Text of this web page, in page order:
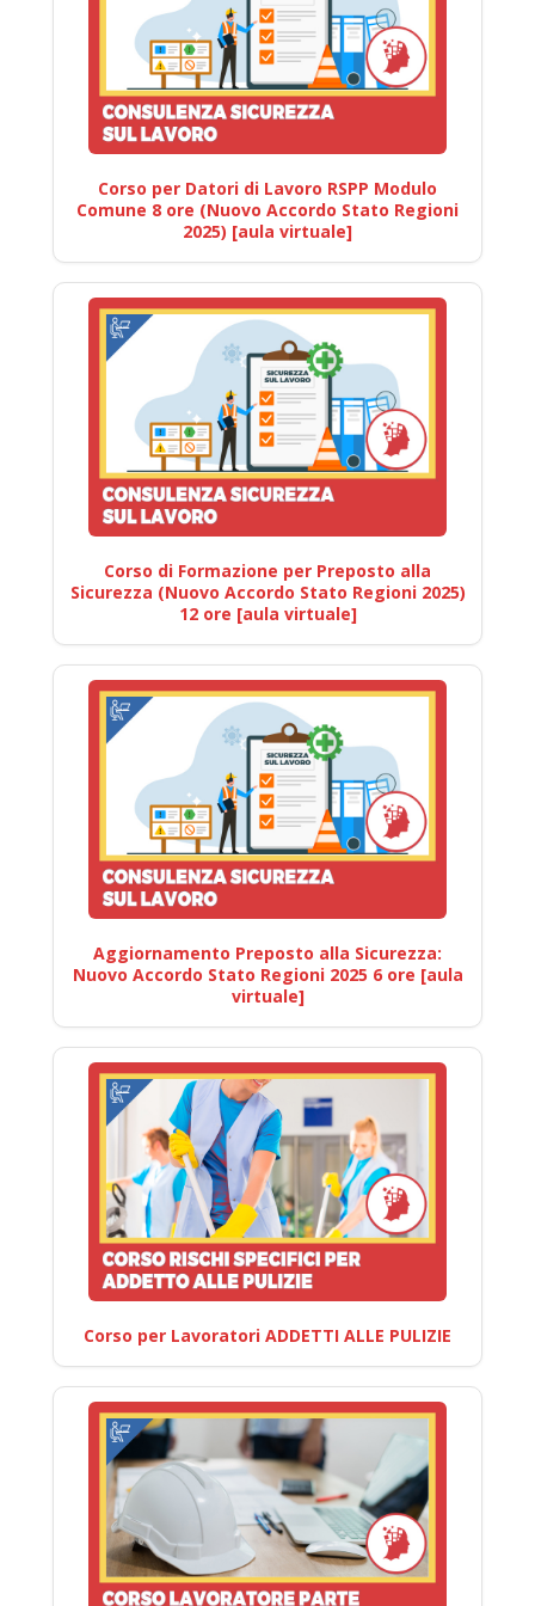
Corso per Datori di Lavoro RSPP Modulo
Comune 8 ore (Nuovo Accordo Stato Regioni
2025) [aula virtuale]
Corso di Formazione per Preposto alla
Sicurezza (Nuovo Accordo Stato Regioni 2025)
12 ore [aula virtuale]
Aggiornamento Preposto alla Sicurezza:
Nuovo Accordo Stato Regioni 2025 6 ore [aula
virtuale]
Corso per Lavoratori ADDETTI ALLE PULIZIE